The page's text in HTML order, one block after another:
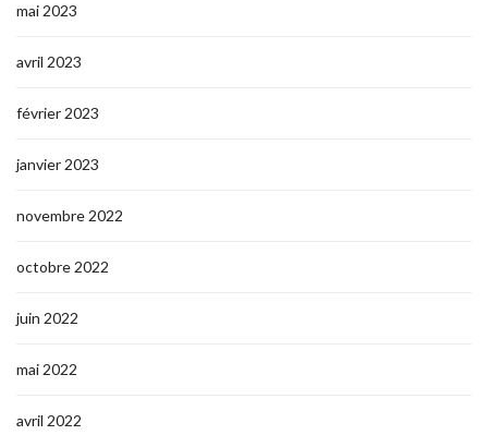
mai 2023
avril 2023
février 2023
janvier 2023
novembre 2022
octobre 2022
juin 2022
mai 2022
avril 2022